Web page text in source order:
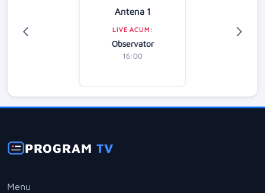
Antena 1
LIVE ACUM:
Observator
16:00
PROGRAMTV
Menu